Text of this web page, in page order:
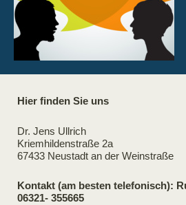
Hier finden Sie uns
Dr. Jens Ullrich
Kriemhildenstraße 2a
67433 Neustadt an der Weinstraße
Kontakt (am besten telefonisch):
06321- 355665